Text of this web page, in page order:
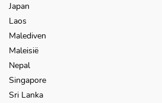
Japan
Laos
Malediven
Maleisië
Nepal
Singapore
Sri Lanka